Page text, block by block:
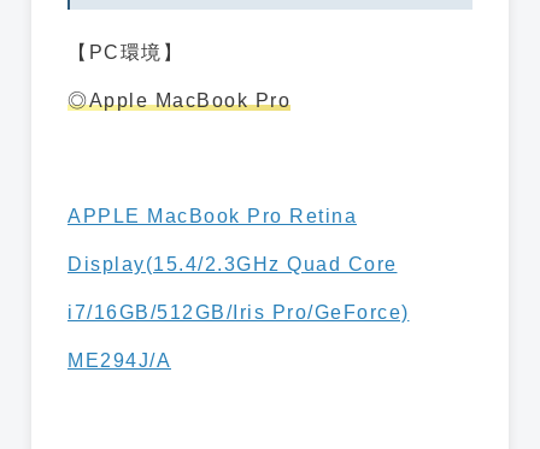
【PC環境】
◎Apple MacBook Pro
APPLE MacBook Pro Retina
Display(15.4/2.3GHz Quad Core
i7/16GB/512GB/Iris Pro/GeForce)
ME294J/A